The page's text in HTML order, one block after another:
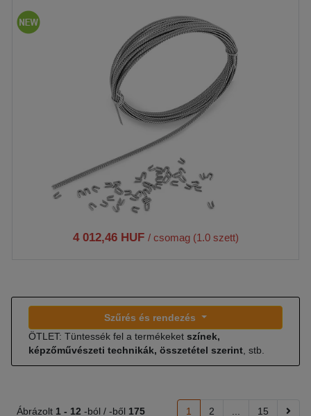
4 012,46 HUF / csomag (1.0 szett)
Szűrés és rendezés
ÖTLET: Tüntessék fel a termékeket színek,
képzőművészeti technikák, összetétel szerint , stb.
Ábrázolt 1 - 12 -ból / -ből 175 1 2 15